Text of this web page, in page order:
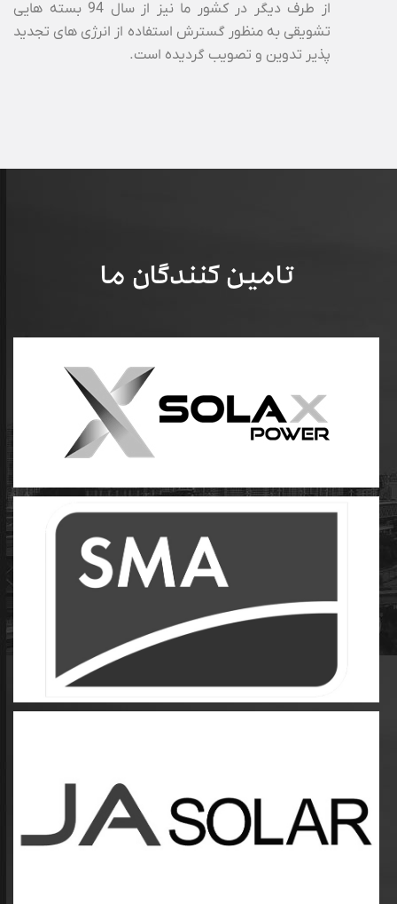
از طرف دیگر در کشور ما نیز از سال 94 بسته هایی
تشویقی به منظور گسترش استفاده از انرژی های تجدید
پذیر تدوین و تصویب گردیده است.
تامین کنندگان ما